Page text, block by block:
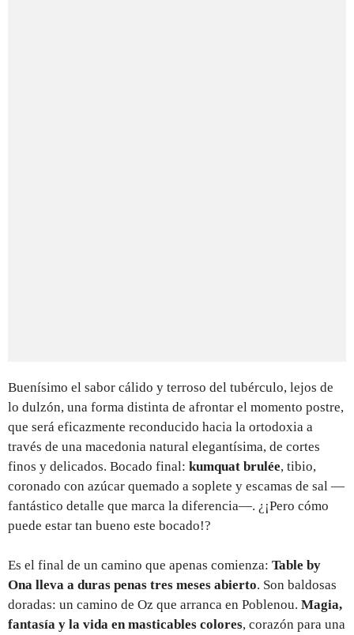
Buenísimo el sabor cálido y terroso del tubérculo, lejos de
lo dulzón, una forma distinta de afrontar el momento postre,
que será eficazmente reconducido hacia la ortodoxia a
través de una macedonia natural elegantísima, de cortes
finos y delicados. Bocado final: kumquat brulée, tibio,
coronado con azúcar quemado a soplete y escamas de sal —
fantástico detalle que marca la diferencia—. ¿¡Pero cómo
puede estar tan bueno este bocado!?
Es el final de un camino que apenas comienza: Table by
Ona lleva a duras penas tres meses abierto. Son baldosas
doradas: un camino de Oz que arranca en Poblenou. Magia,
fantasía y la vida en masticables colores, corazón para una